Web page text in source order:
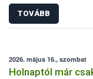
TOVÁBB
2026. május 16., szombat
Holnaptól már